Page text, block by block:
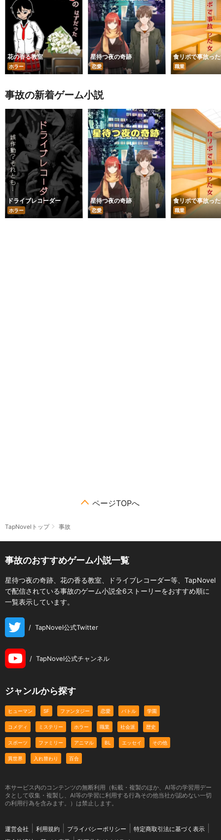
花の香る教室
ホラー
星待つ夜の奇跡
恋愛
食リポで事故っ
職業
事故の新着ゲーム小説
ドライブレコーダー
ホラー
星待つ夜の奇跡
恋愛
食リポで事故っ
職業
ページTOPへ
TapNovelトップ 事故
事故のおすすめゲーム小説一覧
星待つ夜の奇跡、花の香る教室、ドライブレコーダー等、TapNovel
で配信されている事故のゲーム小説全6ストーリーをおすすめ順に
一覧表示しています。
/ TapNovel公式Twitter
/ TapNovel公式チャンネル
ジャンルから探す
ヒューマン SF ファンタジー 恋愛 バトル 学園
コメディ ミステリー ホラー 職業 社会派 歴史
スポーツ ファミリー アニマル BL エッセイ その他
異世界 入れ替わり 百合
本サービス内のコンテンツの無断利用（転載・複製のほか、AI等の学習用デー
タとして収集・複製し、AI等の学習に利用する行為その他当社が認めない一切
の利用行為を含みます。）は禁止します。
運営会社 利用規約 プライバシーポリシー
特定商取引法に基づく表示